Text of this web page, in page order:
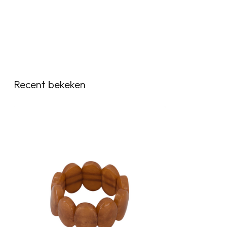
Recent bekeken